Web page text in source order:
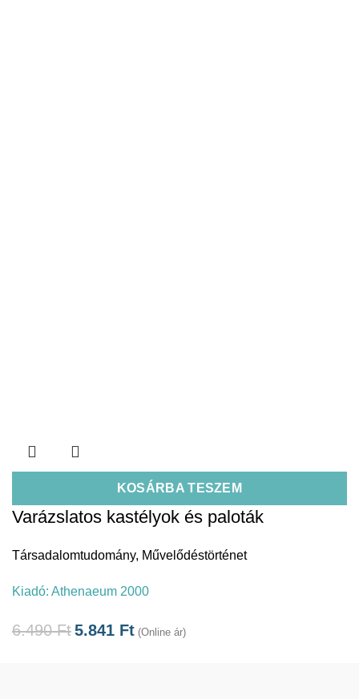
KOSÁRBA TESZEM
Varázslatos kastélyok és paloták
Társadalomtudomány, Művelődéstörténet
Kiadó: Athenaeum 2000
6.490Ft5.841 Ft (Online ár)